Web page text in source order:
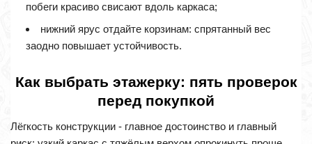
побеги красиво свисают вдоль каркаса;
нижний ярус отдайте корзинам: спрятанный вес
заодно повышает устойчивость.
Как выбрать этажерку: пять проверок
перед покупкой
Лёгкость конструкции - главное достоинство и главный